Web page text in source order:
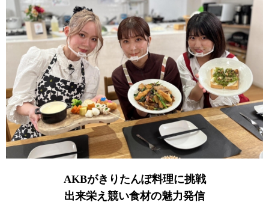
AKBがきりたんぽ料理に挑戦
出来栄え競い食材の魅力発信